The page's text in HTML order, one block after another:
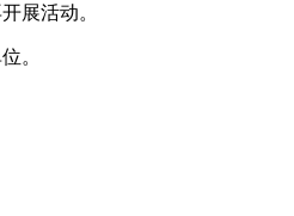
展活动。
。